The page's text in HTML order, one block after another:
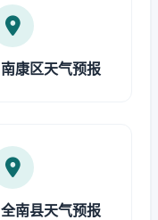
南康区天气预报
全南县天气预报